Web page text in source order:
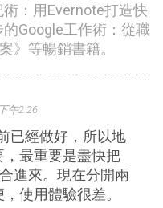
：用Evernote打造快
Google工作術：從職
》等暢銷書籍。
午2:26
已經做好，所以地
，最重要是盡快把
進來。現在分開兩
使用體驗很差。